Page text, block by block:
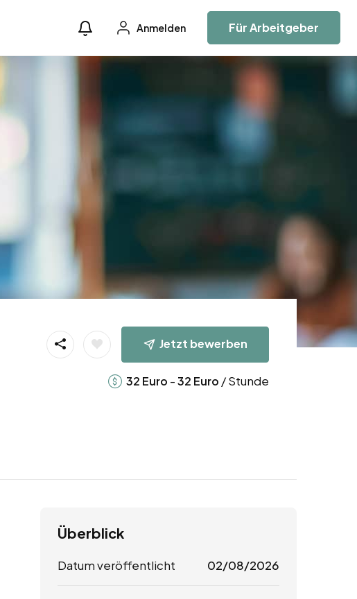
Anmelden Für Arbeitgeber
Jetzt bewerben
32 Euro -32 Euro / Stunde
Überblick
Datum veröffentlicht 02/08/2026